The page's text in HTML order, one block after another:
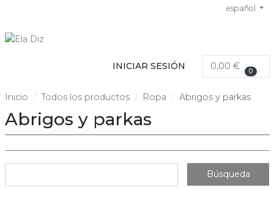
español
INICIAR SESIÓN 0,00 € 0
Inicio Todos los productos Ropa Abrigos y parkas
Abrigos y parkas
Búsqueda